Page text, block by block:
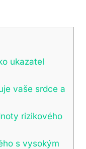
ukazatel
vaše srdce a
rizikového
s vysokým‌